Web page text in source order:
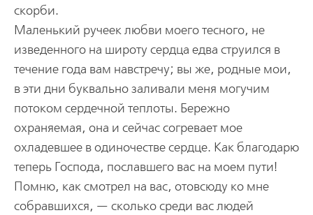
скорби.
Маленький ручеек любви моего тесного, не
изведенного на широту сердца едва струился в
течение года вам навстречу; вы же, родные мои,
в эти дни буквально заливали меня могучим
потоком сердечной теплоты. Бережно
охраняемая, она и сейчас согревает мое
охладевшее в одиночестве сердце. Как благодарю
теперь Господа, пославшего вас на моем пути!
Помню, как смотрел на вас, отовсюду ко мне
собравшихся, — сколько среди вас людей